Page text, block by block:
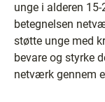
unge i alderen
betegnelsen
støtte unge med
bevare og styrke
netværk gennem